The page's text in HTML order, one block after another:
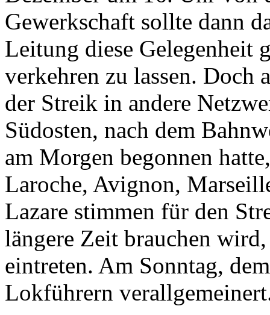
Gewerkschaft sollte dann
Leitung diese Gelegenheit
verkehren zu lassen. Doch
der Streik in andere
Südosten, nach dem
am Morgen begonnen
Laroche, Avignon,
Lazare stimmen für den
längere Zeit brauchen
eintreten. Am Sonntag,
Lokführern